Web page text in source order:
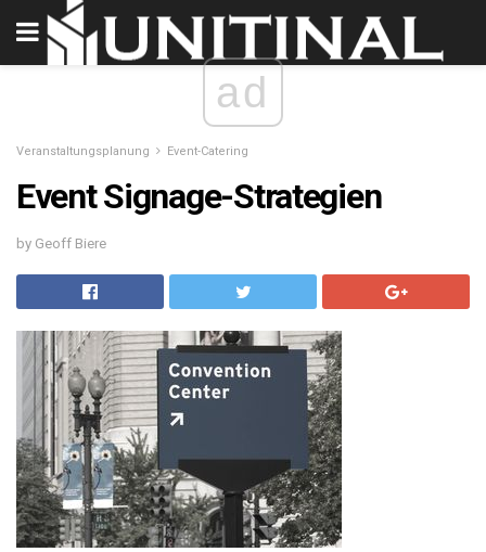
ad
Veranstaltungsplanung Event-Catering
Event Signage-Strategien
by Geoff Biere